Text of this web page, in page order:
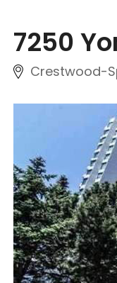
7250
Crestwood-